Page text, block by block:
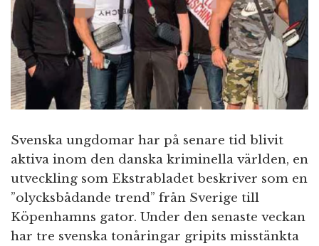
Svenska ungdomar har på senare tid blivit
aktiva inom den danska kriminella världen, en
utveckling som Ekstrabladet beskriver som en
”olycksbådande trend” från Sverige till
Köpenhamns gator. Under den senaste veckan
har tre svenska tonåringar gripits misstänkta